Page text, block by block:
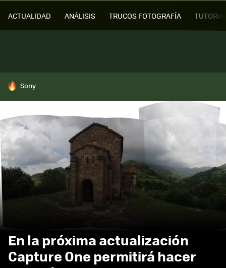
ACTUALIDAD ANÁLISIS TRUCOS FOTOGRAFÍA
HOY SE HABLA DE
Sony
En la próxima actualización
Capture One permitirá hacer